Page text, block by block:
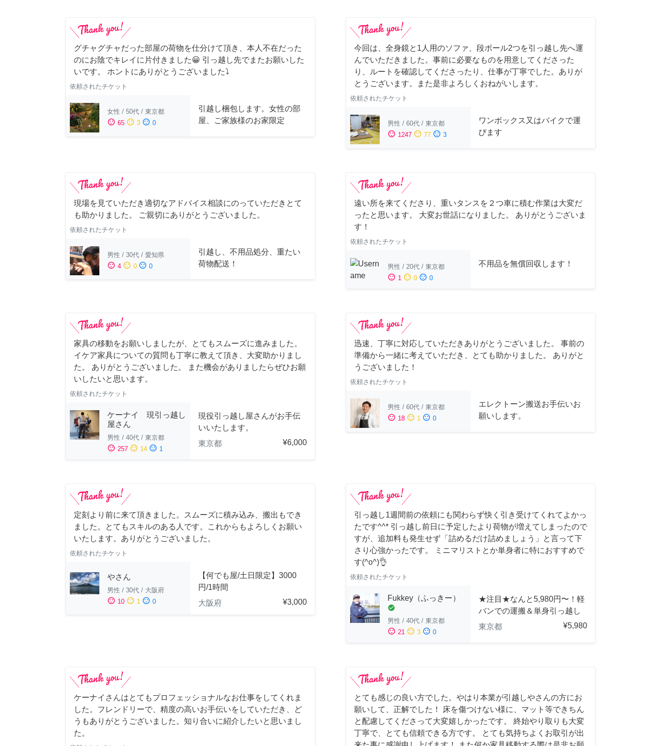
グチャグチャだった部屋の荷物を仕分けて頂き、本人不在だった
のにお陰でキレイに片付きました😀 引っ越し先でまたお願いした
いです。 ホントにありがとうございました⤵
依頼されたチケット
女性 / 50代 / 東京都
sentiment_satisfied 65 sentiment_neutral 3 sentiment_dissatisfied 0
引越し梱包します。女性の部
屋、ご家族様のお家限定
今回は、全身鏡と1人用のソファ、段ボール2つを引っ越し先へ運
んでいただきました。事前に必要なものを用意してくださった
り、ルートを確認してくださったり、仕事が丁寧でした。ありが
とうございます。また是非よろしくおねがいします。
依頼されたチケット
男性 / 60代 / 東京都
sentiment_satisfied 1247 sentiment_neutral 77 sentiment_dissatisfied 3
ワンボックス又はバイクで運
びます
現場を見ていただき適切なアドバイス相談にのっていただきとて
も助かりました。 ご親切にありがとうございました。
依頼されたチケット
男性 / 30代 / 愛知県
sentiment_satisfied 4 sentiment_neutral 0 sentiment_dissatisfied 0
引越し、不用品処分、重たい
荷物配送！
遠い所を来てくださり、重いタンスを２つ車に積む作業は大変だ
ったと思います。 大変お世話になりました。 ありがとうございま
す！
依頼されたチケット
男性 / 20代 / 東京都
sentiment_satisfied 1 sentiment_neutral 0 sentiment_dissatisfied 0
不用品を無償回収します！
家具の移動をお願いしましたが、とてもスムーズに進みました。
イケア家具についての質問も丁寧に教えて頂き、大変助かりまし
た。 ありがとうございました。 また機会がありましたらぜひお願
いしたいと思います。
依頼されたチケット
ケーナイ 現引っ越し
屋さん
男性 / 40代 / 東京都
sentiment_satisfied 257 sentiment_neutral 14 sentiment_dissatisfied 1
現役引っ越し屋さんがお手伝
いいたします。
東京都
¥6,000
迅速、丁寧に対応していただきありがとうございました。 事前の
準備から一緒に考えていただき、とても助かりました。 ありがと
うございました！
依頼されたチケット
男性 / 60代 / 東京都
sentiment_satisfied 18 sentiment_neutral 1 sentiment_dissatisfied 0
エレクトーン搬送お手伝いお
願いします。
定刻より前に来て頂きました。スムーズに積み込み、搬出もでき
ました。とてもスキルのある人です。これからもよろしくお願い
いたします。ありがとうございました。
依頼されたチケット
やさん
男性 / 30代 / 大阪府
sentiment_satisfied 10 sentiment_neutral 1 sentiment_dissatisfied 0
【何でも屋/土日限定】3000
円/1時間
大阪府
¥3,000
引っ越し1週間前の依頼にも関わらず快く引き受けてくれてよかっ
たです^^* 引っ越し前日に予定したより荷物が増えてしまったので
すが、追加料も発生せず「詰めるだけ詰めましょう」と言って下
さり心強かったです。 ミニマリストとか単身者に特におすすめで
す(^o^)👌
依頼されたチケット
Fukkey（ふっきー）
check_circle
男性 / 40代 / 東京都
sentiment_satisfied 21 sentiment_neutral 3 sentiment_dissatisfied 0
★注目★なんと5,980円〜！軽
バンでの運搬＆単身引っ越し
東京都
¥5,980
ケーナイさんはとてもプロフェッショナルなお仕事をしてくれま
した。フレンドリーで、精度の高いお手伝いをしていただき、ど
うもありがとうございました。知り合いに紹介したいと思いまし
た。
とても感じの良い方でした。やはり本業が引越しやさんの方にお
願いして、正解でした！ 床を傷つけない様に、マット等できちん
と配慮してくださって大変嬉しかったです。 終始やり取りも大変
丁寧で、とても信頼できる方です。 とても気持ちよくお取引が出